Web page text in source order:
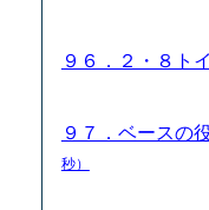
９６．２・８ト
９７．ベースの
秒）